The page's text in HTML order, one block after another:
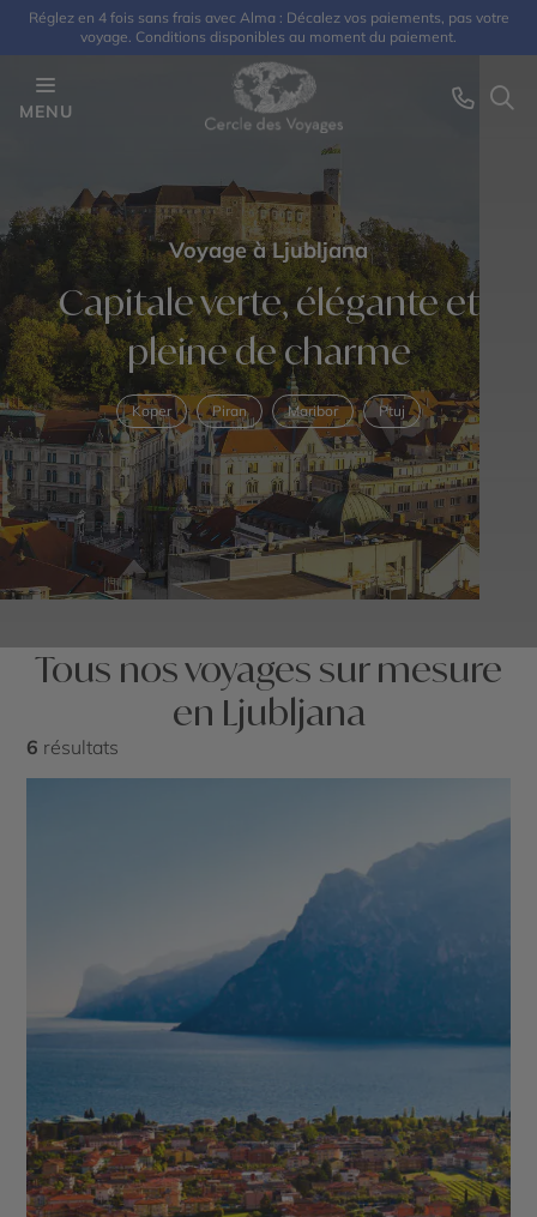
Réglez en 4 fois sans frais avec Alma : Décalez vos paiements, pas votre
voyage. Conditions disponibles au moment du paiement.
MENU
Voyage à Ljubljana
Capitale verte, élégante et
pleine de charme
Koper Piran Maribor Ptuj
Tous nos voyages sur mesure
en Ljubljana
6 résultats